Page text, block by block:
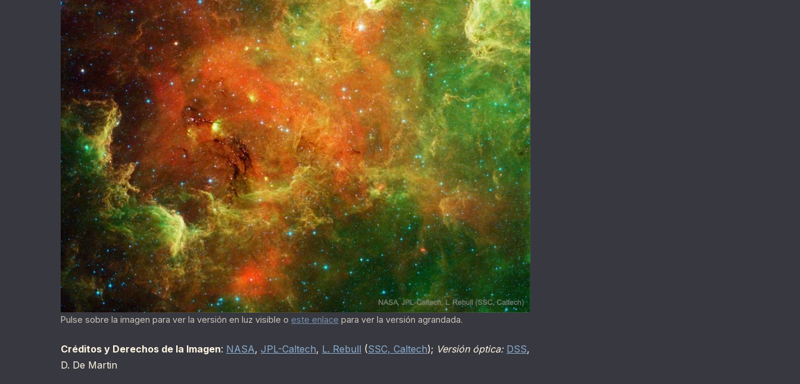
Pulse sobre la imagen para ver la versión en luz visible o este enlace para ver la versión agrandada.
Créditos y Derechos de la Imagen: NASA, JPL-Caltech, L. Rebull (SSC, Caltech); Versión óptica: DSS,
D. De Martin